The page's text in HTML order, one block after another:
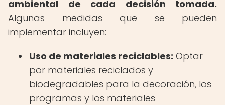
ambiental de cada decisión tomada.
Algunas medidas que se pueden
implementar incluyen:
Uso de materiales reciclables: Optar
por materiales reciclados y
biodegradables para la decoración, los
programas y los materiales